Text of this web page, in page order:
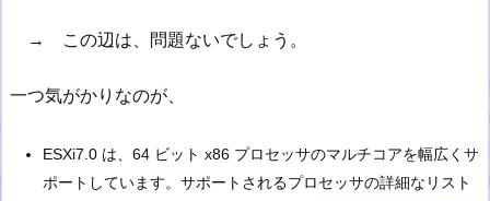
→ この辺は、問題ないでしょう。
一つ気がかりなのが、
ESXi7.0 は、64 ビット x86 プロセッサのマルチコアを幅広くサ
ポートしています。サポートされるプロセッサの詳細なリスト